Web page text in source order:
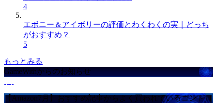
4
エボニー＆アイボリーの評価とわくわくの実｜どっち
がおすすめ？
5
もっとみる
GameWithからのお知らせ
【Amazon7月】おすすめ記事からよく買われているコントロ